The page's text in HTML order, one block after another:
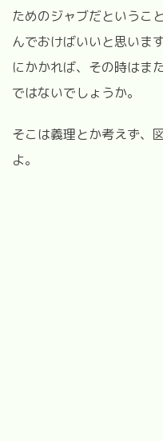
ためのジャブだというこ
んでおけばいいと思いま
にかかれば、その時はま
ではないでしょうか。
そこは義理とか考えず、
よ。